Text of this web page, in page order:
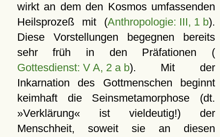
wirkt an dem den Kosmos umfassenden
Heilsprozeß mit (Anthropologie: III, 1 b).
Diese Vorstellungen begegnen bereits
sehr früh in den Präfationen (
Gottesdienst: V A, 2 a b). Mit der
Inkarnation des Gottmenschen beginnt
keimhaft die Seinsmetamorphose (dt.
»Verklärung« ist vieldeutig!) der
Menschheit, soweit sie an diesen